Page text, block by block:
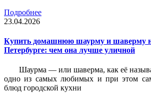
Подробнее
23.04.2026
Купить домашнюю шаурму и шаверму
Петербурге: чем она лучше уличной
Шаурма — или шаверма, как её
одно из самых любимых и при этом
блюд городской кухни